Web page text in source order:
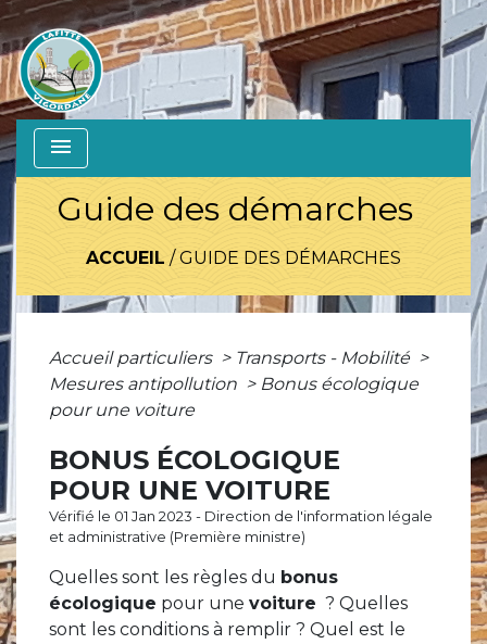
menu
Guide des démarches
ACCUEIL /GUIDE DES DÉMARCHES
Accueil particuliers > Transports - Mobilité >
Mesures antipollution > Bonus écologique
pour une voiture
BONUS ÉCOLOGIQUE
POUR UNE VOITURE
Vérifié le 01 Jan 2023 - Direction de l'information légale
et administrative (Première ministre)
Quelles sont les règles du bonus
écologique pour une voiture ? Quelles
sont les conditions à remplir ? Quel est le